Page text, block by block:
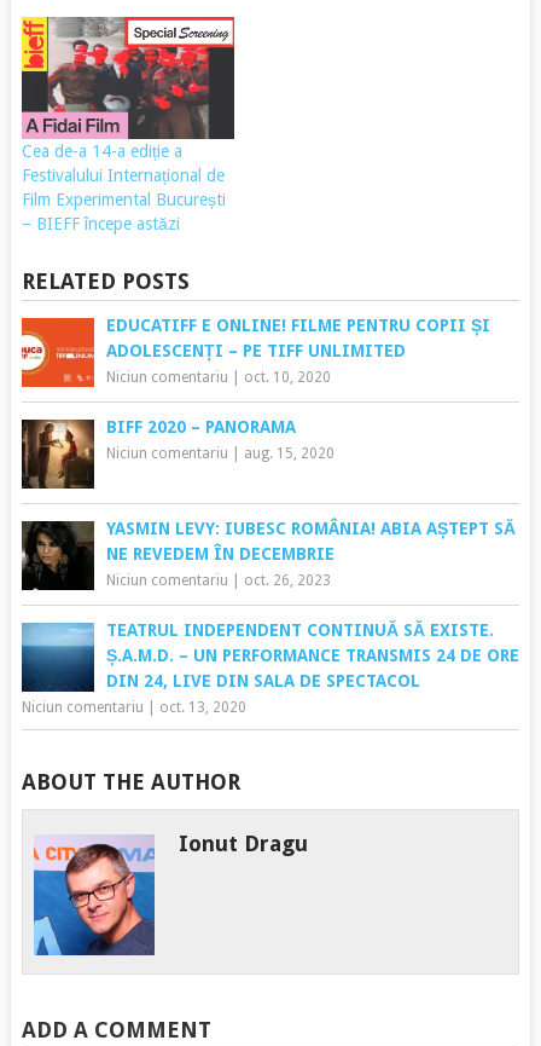
Cea de-a 14-a ediție a
Festivalului Internațional de
Film Experimental București
– BIEFF începe astăzi
RELATED POSTS
EDUCATIFF E ONLINE! FILME PENTRU COPII ȘI
ADOLESCENȚI – PE TIFF UNLIMITED
Niciun comentariu oct. 10, 2020
BIFF 2020 – PANORAMA
Niciun comentariu aug. 15, 2020
YASMIN LEVY: IUBESC ROMÂNIA! ABIA AȘTEPT SĂ
NE REVEDEM ÎN DECEMBRIE
Niciun comentariu oct. 26, 2023
TEATRUL INDEPENDENT CONTINUĂ SĂ EXISTE.
Ș.A.M.D. – UN PERFORMANCE TRANSMIS 24 DE ORE
DIN 24, LIVE DIN SALA DE SPECTACOL
Niciun comentariu oct. 13, 2020
ABOUT THE AUTHOR
Ionut Dragu
ADD A COMMENT